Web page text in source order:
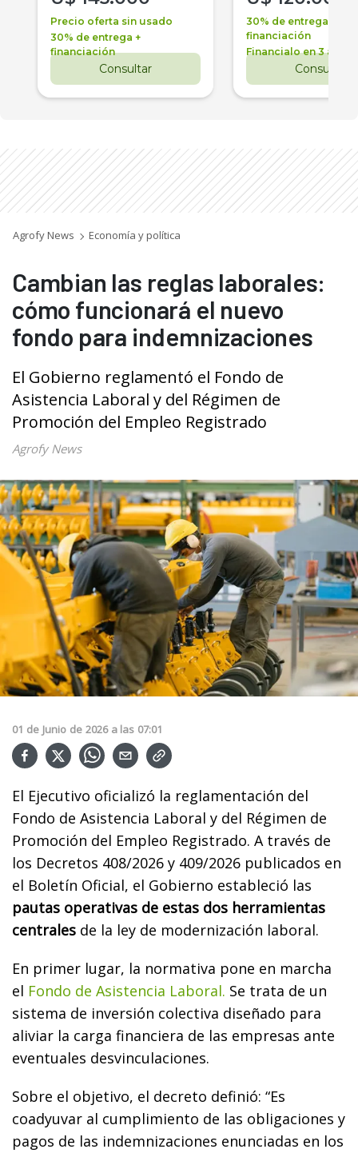
Precio oferta sin usado
30% de entrega +
financiación
Consultar
30% de entrega +
financiación
Financialo en 3 años
Consultar
Agrofy News Economía y política
Cambian las reglas laborales:
cómo funcionará el nuevo
fondo para indemnizaciones
El Gobierno reglamentó el Fondo de
Asistencia Laboral y del Régimen de
Promoción del Empleo Registrado
Agrofy News
01 de Junio de 2026 a las 07:01
El Ejecutivo oficializó la reglamentación del
Fondo de Asistencia Laboral y del Régimen de
Promoción del Empleo Registrado. A través de
los Decretos 408/2026 y 409/2026 publicados en
el Boletín Oficial, el Gobierno estableció las
pautas operativas de estas dos herramientas
centrales de la ley de modernización laboral.
En primer lugar, la normativa pone en marcha
el Fondo de Asistencia Laboral. Se trata de un
sistema de inversión colectiva diseñado para
aliviar la carga financiera de las empresas ante
eventuales desvinculaciones.
Sobre el objetivo, el decreto definió: “Es
coadyuvar al cumplimiento de las obligaciones y
pagos de las indemnizaciones enunciadas en los